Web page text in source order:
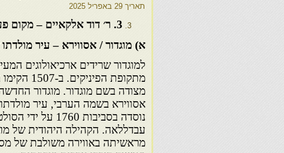
תאריך 29 באפריל 2025
3. ר׳ דוד אלקאיים – מקום
א) מוגדור / אסווירא – עיר
למוגדור שרידים ארכיאולוגים
מתקופת
מצודה בשם מוגדור. מוגדור
אסווירא בשמה הערבי, עיר
נוסדה בסביבות 1760
עבדללאה. הקהילה היהודית של
מראשיתה באווירה משולבת של